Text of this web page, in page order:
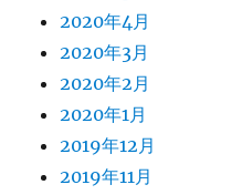
2020年4月
2020年3月
2020年2月
2020年1月
2019年12月
2019年11月